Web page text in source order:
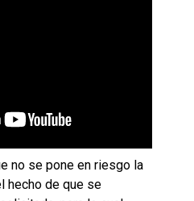
no se pone en riesgo la
hecho de que se